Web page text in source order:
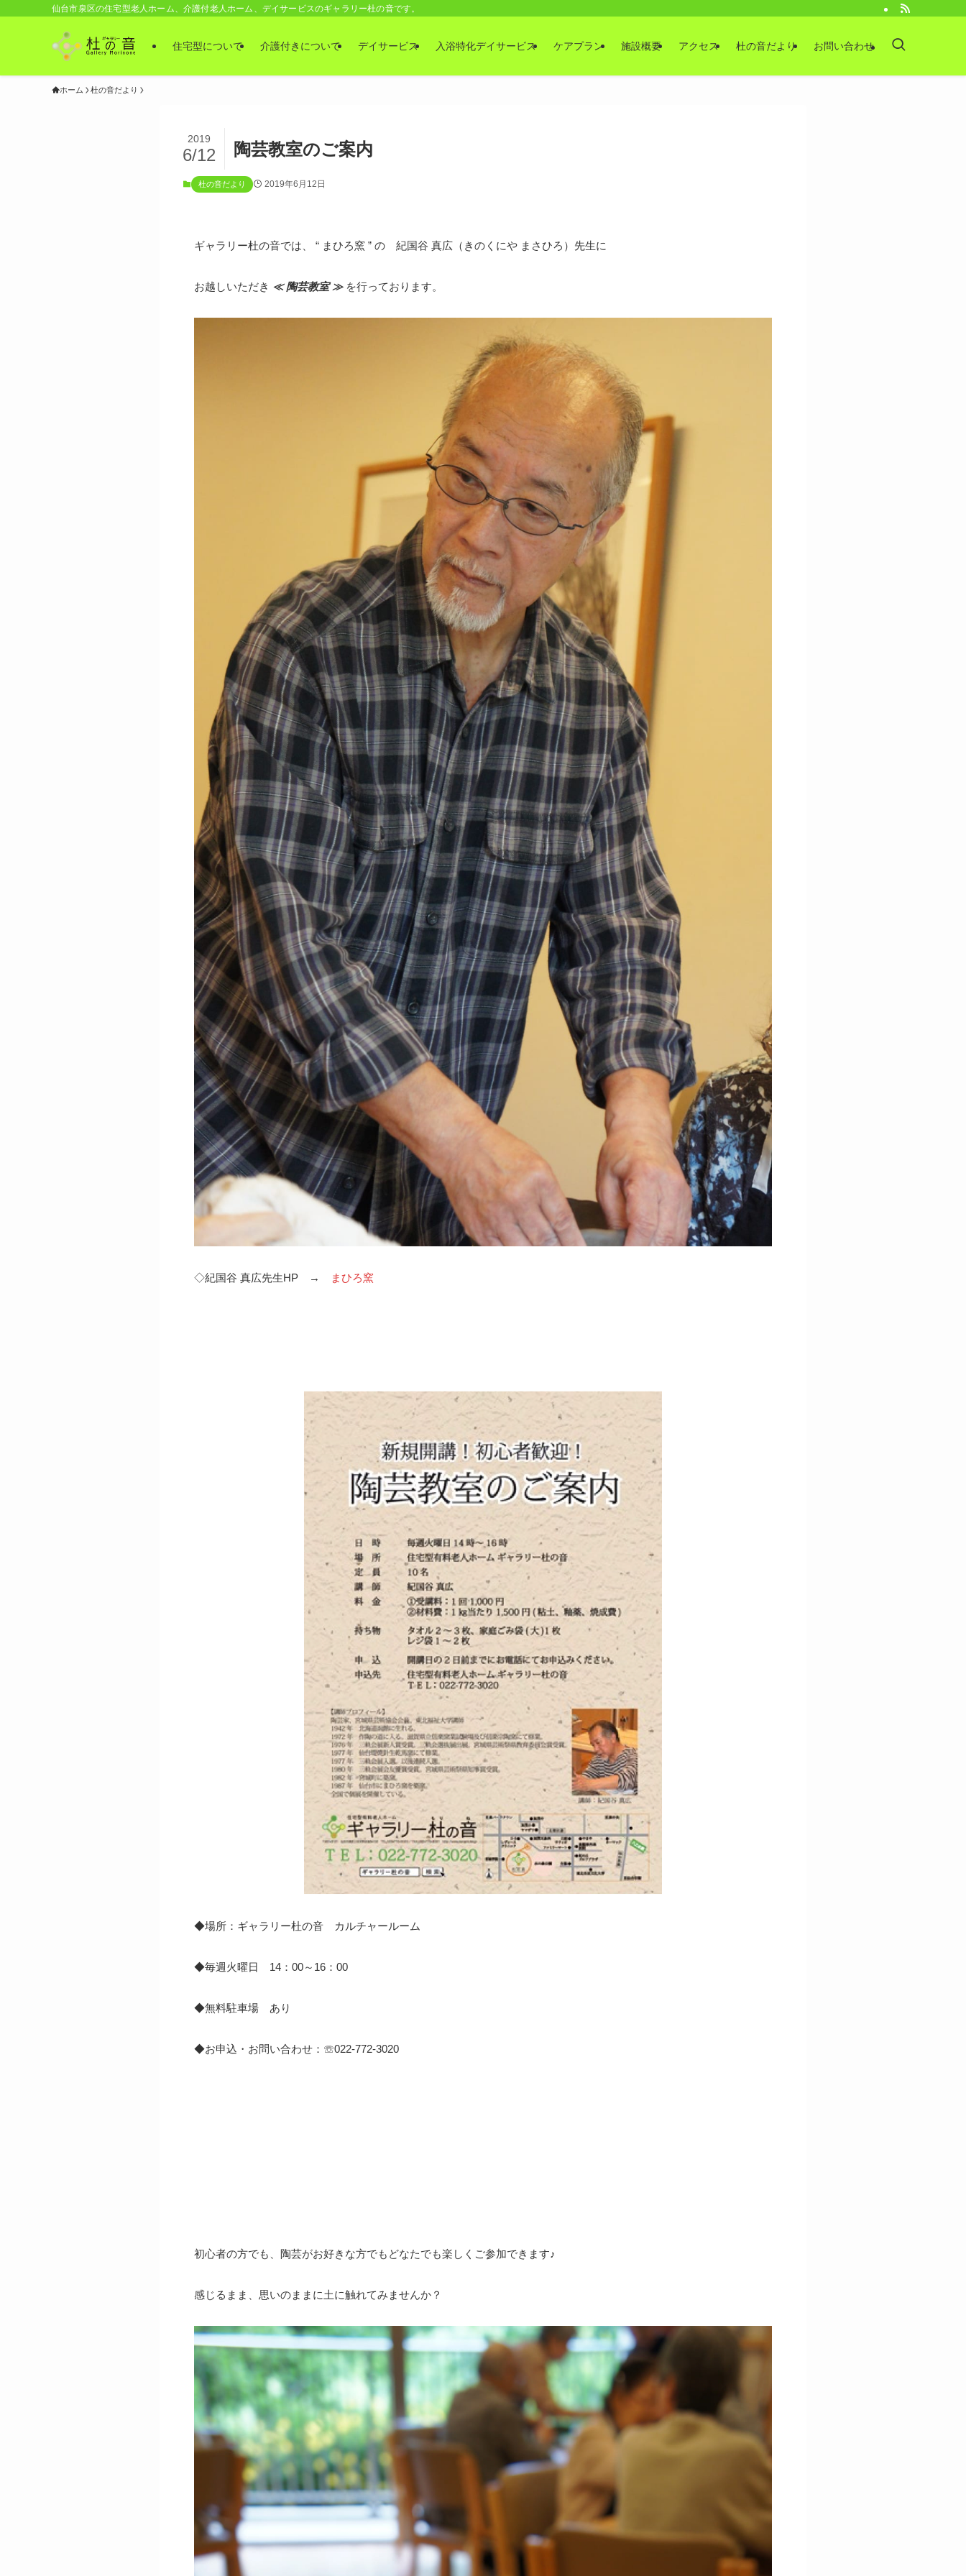
仙台市泉区の住宅型老人ホーム、介護付老人ホーム、デイサービスのギャラリー杜の音です。
住宅型について 介護付きについて デイサービス 入浴特化デイサービス ケアプラン 施設概要 アクセス 杜の音だより お問い合わせ
ホーム 杜の音だより
陶芸教室のご案内
2019
6/12
杜の音だより 2019年6月12日
ギャラリー杜の音では、 “ まひろ窯 ” の 紀国谷 真広（きのくにや まさひろ）先生に
お越しいただき ≪ 陶芸教室 ≫を行っております。
◇紀国谷 真広先生HP → まひろ窯
◆場所：ギャラリー杜の音 カルチャールーム
◆毎週火曜日 14：00～16：00
◆無料駐車場 あり
◆お申込・お問い合わせ：☏022-772-3020
初心者の方でも、陶芸がお好きな方でもどなたでも楽しくご参加できます♪
感じるまま、思いのままに土に触れてみませんか？